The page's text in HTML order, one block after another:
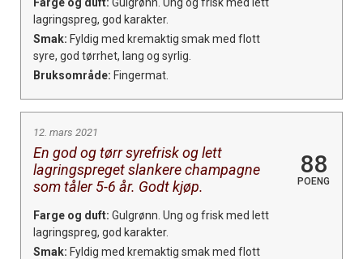
lagringspreg, god karakter.
Smak: Fyldig med kremaktig smak med flott
syre, god tørrhet, lang og syrlig.
Bruksområde: Fingermat.
12. mars 2021
En god og tørr syrefrisk og lett
lagringspreget slankere champagne
som tåler 5-6 år. Godt kjøp.
88
POENG
Farge og duft: Gulgrønn. Ung og frisk med lett
lagringspreg, god karakter.
Smak: Fyldig med kremaktig smak med flott